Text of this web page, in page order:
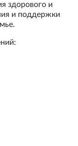
здорового и
и поддержки